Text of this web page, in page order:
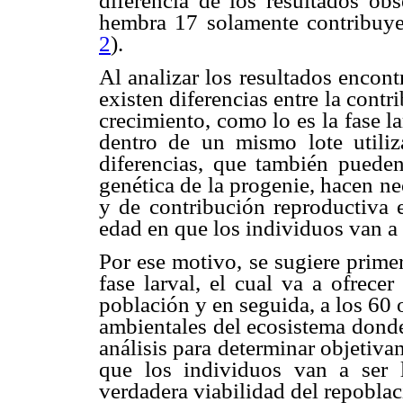
hembra 17 solamente
2).
Al analizar los resultados
existen diferencias entre la
crecimiento, como lo es la fase
dentro de un mismo lote
diferencias, que también
genética de la progenie, hacen
y de contribución reproductiva
edad en que los individuos van
Por ese motivo, se sugiere
fase larval, el cual va a
población y en seguida, a los 60
ambientales del ecosistema
análisis para determinar
que los individuos van a ser
verdadera viabilidad del